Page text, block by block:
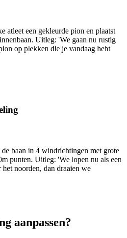
atleet een gekleurde pion en plaatst
Uitleg: 'We gaan nu rustig
op plekken die je vandaag hebt
baan in 4 windrichtingen met grote
punten. Uitleg: 'We lopen nu als een
het noorden, dan draaien we
aanpassen?